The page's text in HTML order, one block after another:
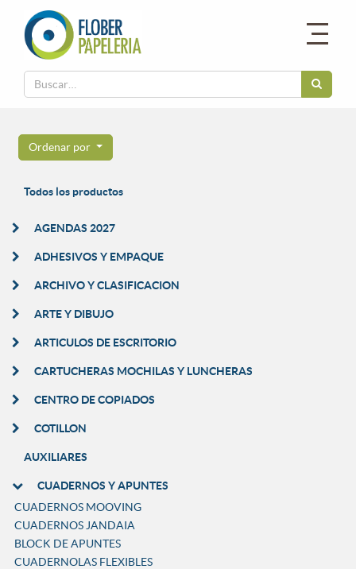
Ordenar por
Todos los productos
AGENDAS 2027
ADHESIVOS Y EMPAQUE
ARCHIVO Y CLASIFICACION
ARTE Y DIBUJO
ARTICULOS DE ESCRITORIO
CARTUCHERAS MOCHILAS Y LUNCHERAS
CENTRO DE COPIADOS
COTILLON
AUXILIARES
CUADERNOS Y APUNTES
CUADERNOS MOOVING
CUADERNOS JANDAIA
BLOCK DE APUNTES
CUADERNOLAS FLEXIBLES